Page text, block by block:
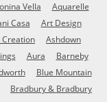
Vella
Aquarelle
Casa Art Design
Creation
Ashdown
Aura
Barneby
Blue Mountain
Bradbury & Bradbury